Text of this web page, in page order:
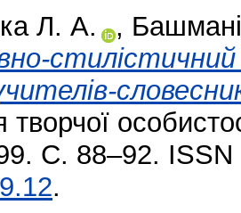
Л. А.
,
С. 88–92. ISSN
.